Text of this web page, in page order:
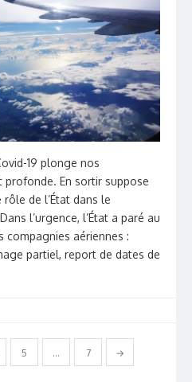
19 plonge nos
profonde. En sortir suppose
de l’État dans le
l’urgence, l’État a paré au
compagnies aériennes :
partiel, report de dates de
5 … 7 →